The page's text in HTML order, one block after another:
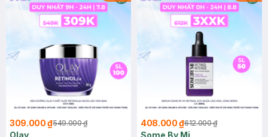
309.000 ₫549.000 ₫
Olay
408.000 ₫612.000 ₫
Some By Mi